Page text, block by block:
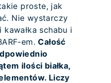
proste, jak
Nie wystarczy
schabu i
em.Całość
ilości białka,
Liczy